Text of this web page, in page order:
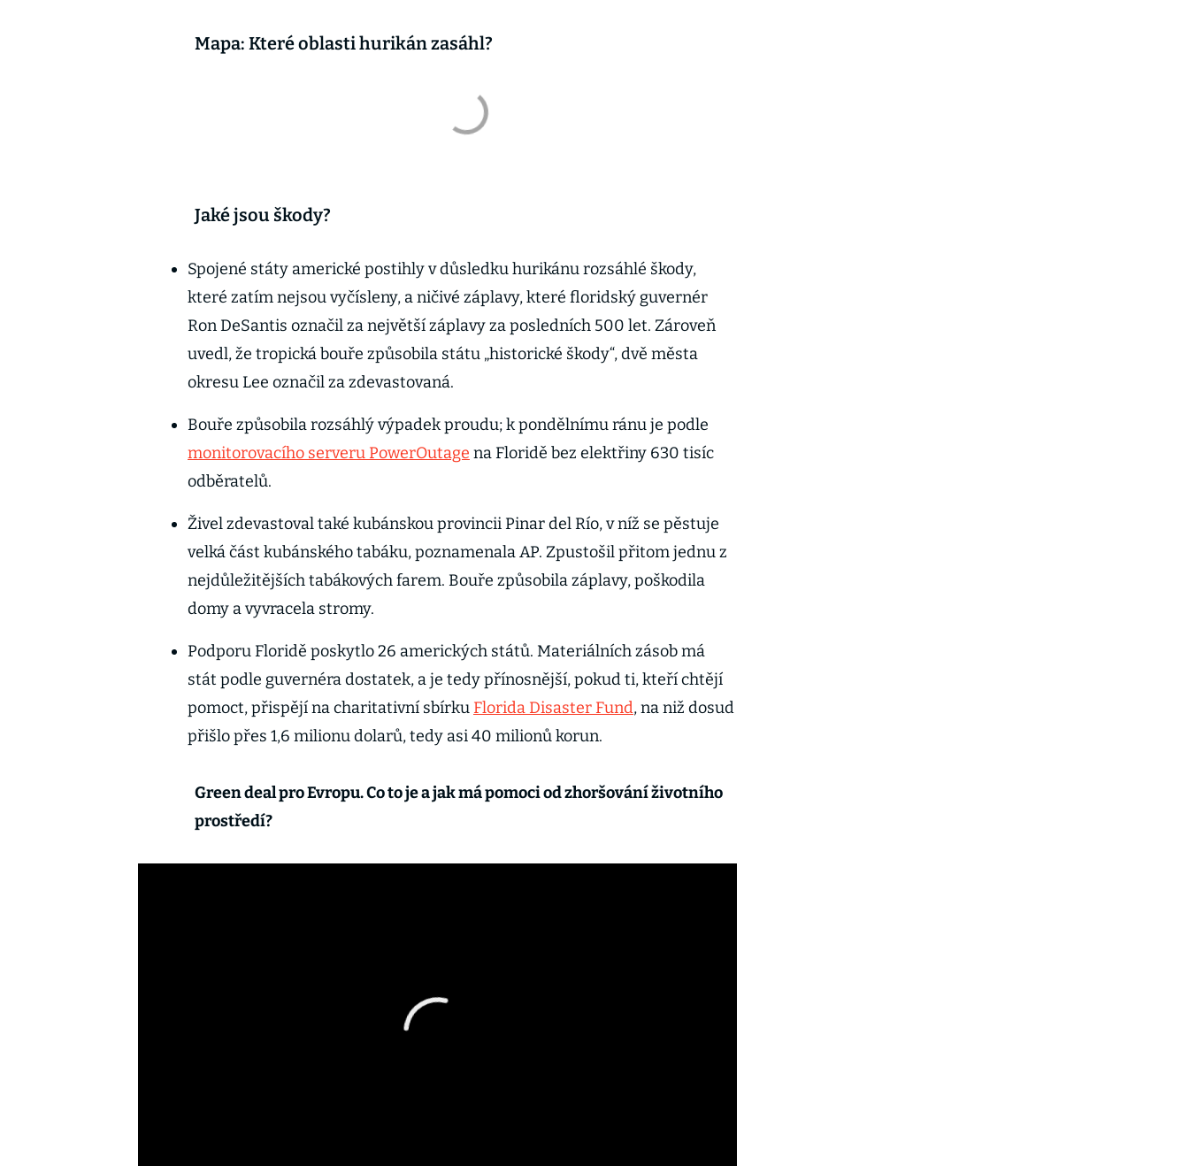
Mapa: Které oblasti hurikán zasáhl?
Jaké jsou škody?
Spojené státy americké postihly v důsledku hurikánu rozsáhlé škody,
které zatím nejsou vyčísleny, a ničivé záplavy, které floridský guvernér
Ron DeSantis označil za největší záplavy za posledních 500 let. Zároveň
uvedl, že tropická bouře způsobila státu „historické škody“, dvě města
okresu Lee označil za zdevastovaná.
Bouře způsobila rozsáhlý výpadek proudu; k pondělnímu ránu je podle
monitorovacího serveru PowerOutage na Floridě bez elektřiny 630 tisíc
odběratelů.
Živel zdevastoval také kubánskou provincii Pinar del Río, v níž se pěstuje
velká část kubánského tabáku, poznamenala AP. Zpustošil přitom jednu z
nejdůležitějších tabákových farem. Bouře způsobila záplavy, poškodila
domy a vyvracela stromy.
Podporu Floridě poskytlo 26 amerických států. Materiálních zásob má
stát podle guvernéra dostatek, a je tedy přínosnější, pokud ti, kteří chtějí
pomoct, přispějí na charitativní sbírku Florida Disaster Fund, na niž dosud
přišlo přes 1,6 milionu dolarů, tedy asi 40 milionů korun.
Green deal pro Evropu. Co to je a jak má pomoci od zhoršování životního
prostředí?